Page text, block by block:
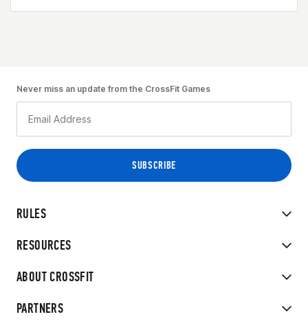
RULES
RESOURCES
ABOUT CROSSFIT
PARTNERS
Never miss an update from the CrossFit Games